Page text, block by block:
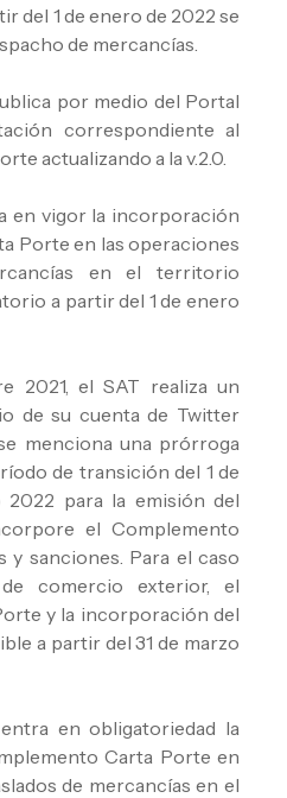
del 1 de enero de 2022 se
de mercancías.
por medio del Portal
correspondiente al
actualizando a la v.2.0.
en vigor la incorporación
Porte en las operaciones
en el territorio
a partir del 1 de enero
2021, el SAT realiza un
de su cuenta de Twitter
menciona una prórroga
de transición del 1 de
para la emisión del
el Complemento
sanciones. Para el caso
comercio exterior, el
y la incorporación del
a partir del 31 de marzo
en obligatoriedad la
Carta Porte en
de mercancías en el